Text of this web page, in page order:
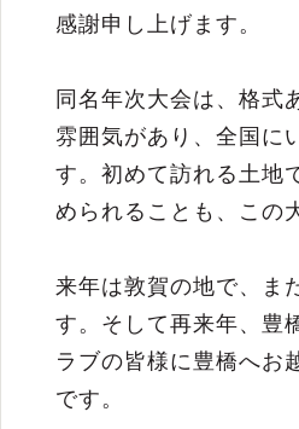
感謝申し上げます。
同名年次大会は、格式
雰囲気があり、全国に
す。初めて訪れる土地
められることも、この
来年は敦賀の地で、ま
す。そして再来年、豊
ラブの皆様に豊橋へお
です。